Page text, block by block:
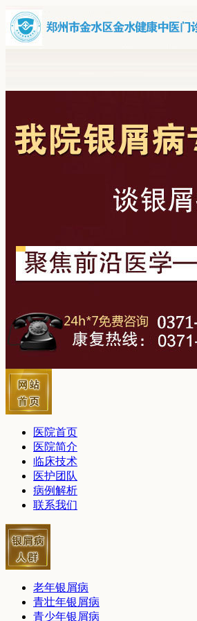
医院首页
医院简介
临床技术
医护团队
病例解析
联系我们
老年银屑病
青壮年银屑病
青少年银屑病